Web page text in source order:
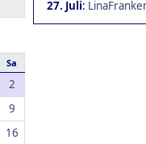
Sa
2
9
16
27. Juli: